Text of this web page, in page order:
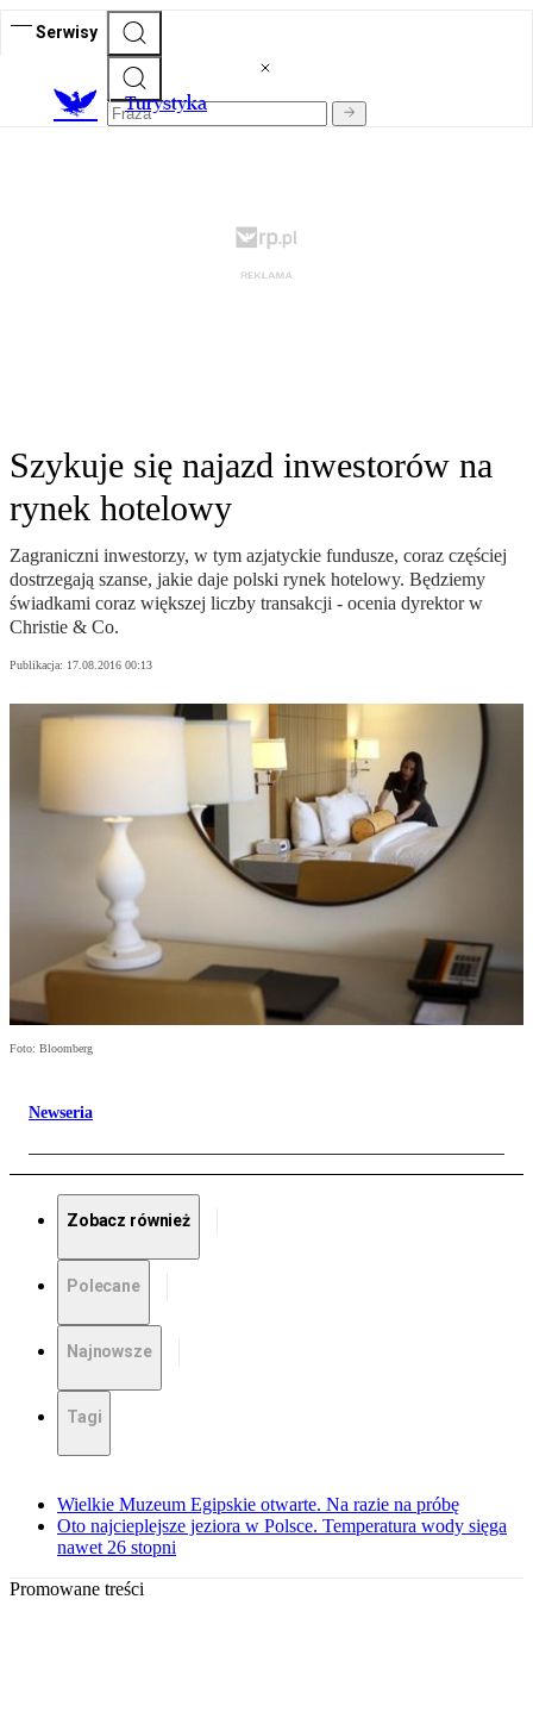
Serwisy
Turystyka
Szykuje się najazd inwestorów na
rynek hotelowy
Zagraniczni inwestorzy, w tym azjatyckie fundusze, coraz częściej
dostrzegają szanse, jakie daje polski rynek hotelowy. Będziemy
świadkami coraz większej liczby transakcji - ocenia dyrektor w
Christie & Co.
Publikacja: 17.08.2016 00:13
Foto: Bloomberg
Newseria
Zobacz również
Polecane
Najnowsze
Tagi
Wielkie Muzeum Egipskie otwarte. Na razie na próbę
Oto najcieplejsze jeziora w Polsce. Temperatura wody sięga
nawet 26 stopni
Promowane treści